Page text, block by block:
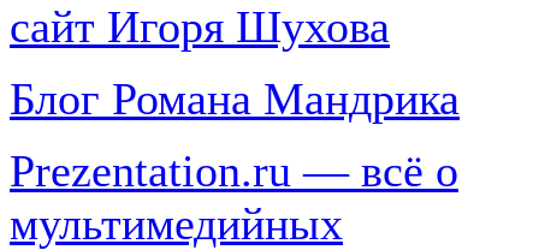
сайт Игоря Шухова
Блог Романа Мандрика
Prezentation.ru — всё о
мультимедийных